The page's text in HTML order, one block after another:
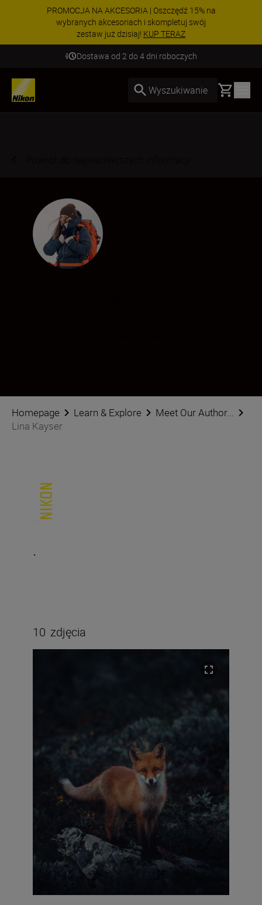
PROMOCJA NA AKCESORIA | Oszczędź 15% na
wybranych akcesoriach i skompletuj swój
zestaw już dzisiaj! KUP TERAZ
Dostawa od 2 do 4 dni roboczych
Wyszukiwanie Basket
Homepage Learn & Explore
Meet Our Author...
Lina Kayser
.
10 zdjęcia